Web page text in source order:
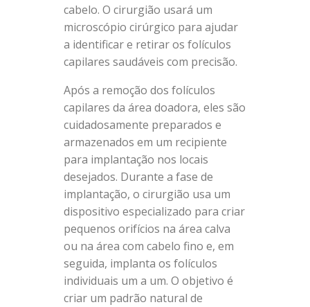
cabelo. O cirurgião usará um
microscópio cirúrgico para ajudar
a identificar e retirar os folículos
capilares saudáveis com precisão.
Após a remoção dos folículos
capilares da área doadora, eles são
cuidadosamente preparados e
armazenados em um recipiente
para implantação nos locais
desejados. Durante a fase de
implantação, o cirurgião usa um
dispositivo especializado para criar
pequenos orifícios na área calva
ou na área com cabelo fino e, em
seguida, implanta os folículos
individuais um a um. O objetivo é
criar um padrão natural de